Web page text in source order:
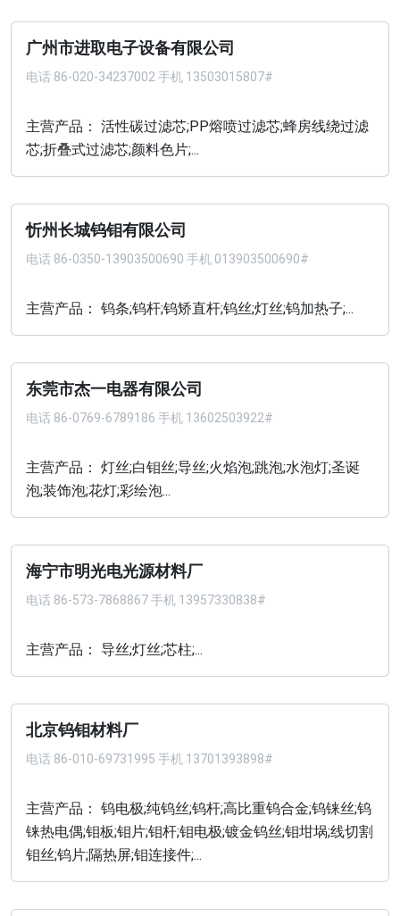
广州市进取电子设备有限公司
电话 86-020-34237002 手机 13503015807#
主营产品： 活性碳过滤芯;PP熔喷过滤芯;蜂房线绕过滤
芯;折叠式过滤芯;颜料色片;...
忻州长城钨钼有限公司
电话 86-0350-13903500690 手机 013903500690#
主营产品： 钨条;钨杆;钨矫直杆;钨丝;灯丝;钨加热子;...
东莞市杰一电器有限公司
电话 86-0769-6789186 手机 13602503922#
主营产品： 灯丝;白钼丝;导丝;火焰泡;跳泡;水泡灯;圣诞
泡;装饰泡;花灯;彩绘泡...
海宁市明光电光源材料厂
电话 86-573-7868867 手机 13957330838#
主营产品： 导丝;灯丝;芯柱;...
北京钨钼材料厂
电话 86-010-69731995 手机 13701393898#
主营产品： 钨电极;纯钨丝;钨杆;高比重钨合金;钨铼丝;钨
铼热电偶;钼板;钼片;钼杆;钼电极;镀金钨丝;钼坩埚;线切割
钼丝;钨片;隔热屏;钼连接件;...